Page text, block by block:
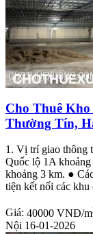
Cho Thuê
Thường Tín,
1. Vị trí giao thông
Quốc lộ 1A
khoảng 3 km. ●
tiện kết nối các khu
Giá: 40000 VNĐ/m
Nội 16-01-2026